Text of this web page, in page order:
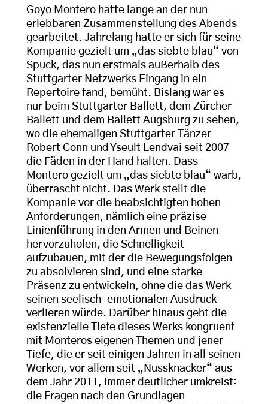
Goyo Montero hatte lange an der nun
erlebbaren Zusammenstellung des Abends
gearbeitet. Jahrelang hatte er sich für seine
Kompanie gezielt um „das siebte blau“ von
Spuck, das nun erstmals außerhalb des
Stuttgarter Netzwerks Eingang in ein
Repertoire fand, bemüht. Bislang war es
nur beim Stuttgarter Ballett, dem Zürcher
Ballett und dem Ballett Augsburg zu sehen,
wo die ehemaligen Stuttgarter Tänzer
Robert Conn und Yseult Lendvai seit 2007
die Fäden in der Hand halten. Dass
Montero gezielt um „das siebte blau“ warb,
überrascht nicht. Das Werk stellt die
Kompanie vor die beabsichtigten hohen
Anforderungen, nämlich eine präzise
Linienführung in den Armen und Beinen
hervorzuholen, die Schnelligkeit
aufzubauen, mit der die Bewegungsfolgen
zu absolvieren sind, und eine starke
Präsenz zu entwickeln, ohne die das Werk
seinen seelisch-emotionalen Ausdruck
verlieren würde. Darüber hinaus geht die
existenzielle Tiefe dieses Werks kongruent
mit Monteros eigenen Themen und jener
Tiefe, die er seit einigen Jahren in all seinen
Werken, vor allem seit „Nussknacker“ aus
dem Jahr 2011, immer deutlicher umkreist:
die Fragen nach den Grundlagen